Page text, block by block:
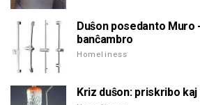
Duŝon posedanto
banĉambro
Homeliness
Kriz duŝon: priskribo